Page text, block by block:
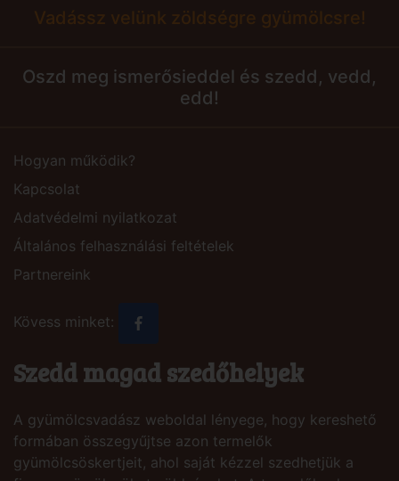
Vadássz velünk zöldségre gyümölcsre!
Oszd meg ismerősieddel és szedd, vedd,
edd!
Hogyan működik?
Kapcsolat
Adatvédelmi nyilatkozat
Általános felhasználási feltételek
Partnereink
Kövess minket:
Szedd magad szedőhelyek
A gyümölcsvadász weboldal lényege, hogy kereshető
formában összegyűjtse azon termelők
gyümölcsöskertjeit, ahol saját kézzel szedhetjük a